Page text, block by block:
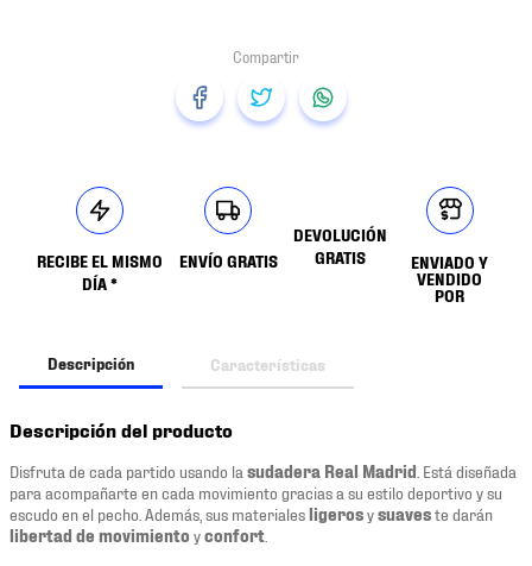
RECIBE EL MISMO
DÍA *
ENVÍO GRATIS
DEVOLUCIÓN
GRATIS
ENVIADO Y
VENDIDO
POR
Descripción Características
Descripción del producto
Disfruta de cada partido usando la sudadera Real Madrid . Está diseñada
para acompañarte en cada movimiento gracias a su estilo deportivo y su
escudo en el pecho. Además, sus materialesligerosysuaveste darán
libertad de movimiento yconfort